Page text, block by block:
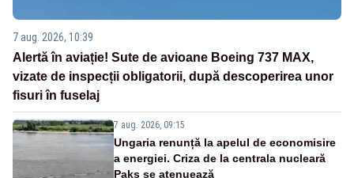
7 aug. 2026, 10:39
Alertă în aviație! Sute de avioane Boeing 737 MAX,
vizate de inspecții obligatorii, după descoperirea unor
fisuri în fuselaj
7 aug. 2026, 09:15
Ungaria renunță la apelul de economisire
a energiei. Criza de la centrala nucleară
Paks se atenuează